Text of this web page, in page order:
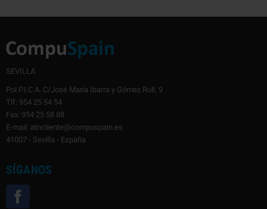
SEVILLA
Pol P.I.C.A. C/José María Ibarra y Gómez Rull, 9
Tlf: 954 25 54 54
Fax: 954 25 58 88
E-mail: atncliente@compuspain.es
41007 - Sevilla - España
SÍGANOS